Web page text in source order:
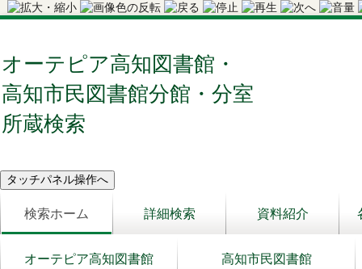
オーテピア高知図書館・
高知市民図書館分館・分室
所蔵検索
検索ホーム 詳細検索 資料紹介
オーテピア高知図書館
高知市民図書館